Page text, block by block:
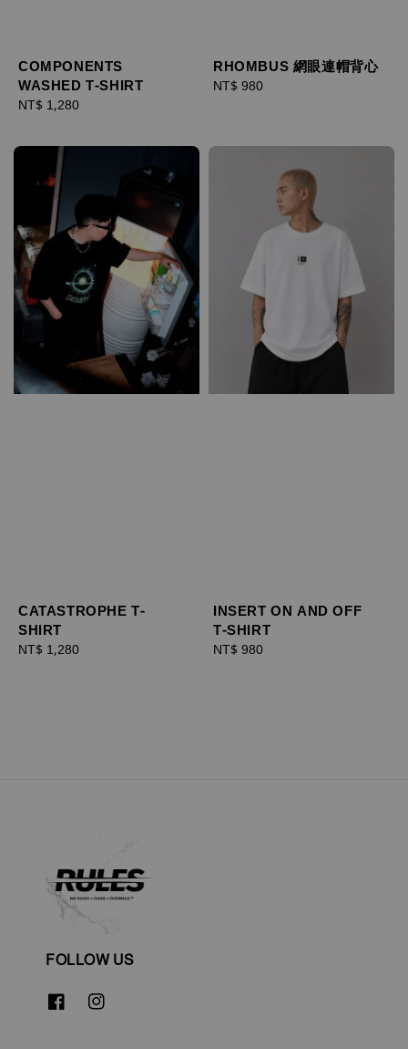
COMPONENTS
WASHED T-SHIRT
Regular
NT$ 1,280
RHOMBUS 網眼連帽背心
Regular
NT$ 980
CATASTROPHE T-
SHIRT
Regular
NT$ 1,280
INSERT ON AND OFF
T-SHIRT
Regular
NT$ 980
FOLLOW US